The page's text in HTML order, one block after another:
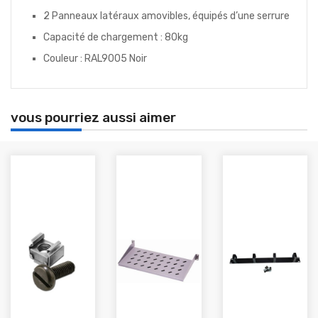
2 Panneaux latéraux amovibles, équipés d’une serrure
Capacité de chargement : 80kg
Couleur : RAL9005 Noir
vous pourriez aussi aimer